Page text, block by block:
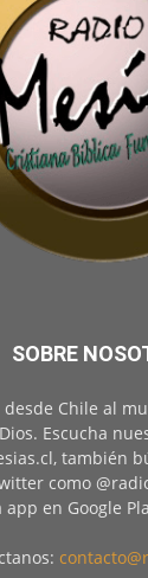
SOBRE
desde Chile al
Escucha
también
como
app en Google